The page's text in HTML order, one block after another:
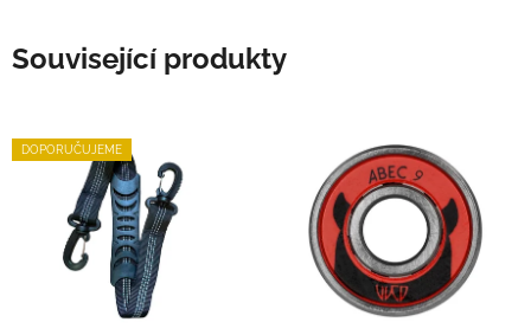
Související produkty
DOPORUČUJEME